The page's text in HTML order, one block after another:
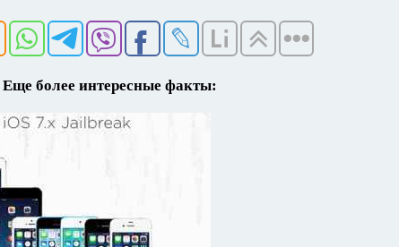
Еще более интересные факты: